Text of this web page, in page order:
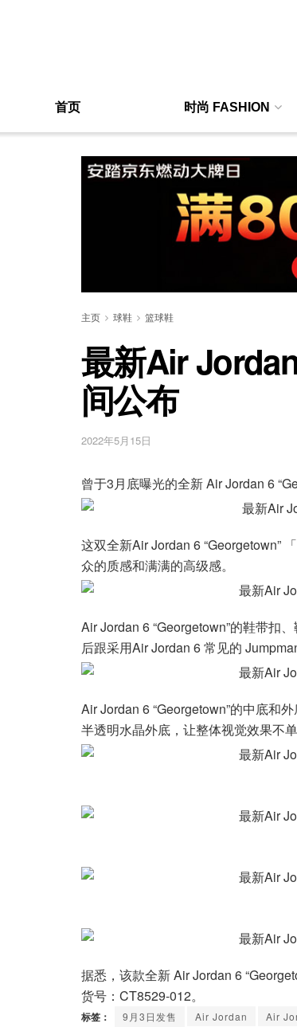
首页 时尚 FASHION
主页 球鞋 篮球鞋
最新Air
间公布
2022年5月15日
曾于3月底曝光的全新 Air Jordan 6
这双全新Air Jordan 6 “Georgetown”
众的质感和满满的高级感。
Air Jordan 6 “Georgetown”的鞋带扣
后跟采用Air Jordan 6 常见的
Air Jordan 6 “Georgetown”的中底和
半透明水晶外底，让整体视觉效果不单
据悉，该款全新 Air Jordan 6
货号：CT8529-012。
标签： 9月3日发售 Air Jordan Air